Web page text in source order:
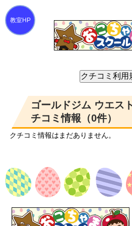
ゴールドジム ウエス
チコミ情報（0件）
クチコミ情報はまだありません。